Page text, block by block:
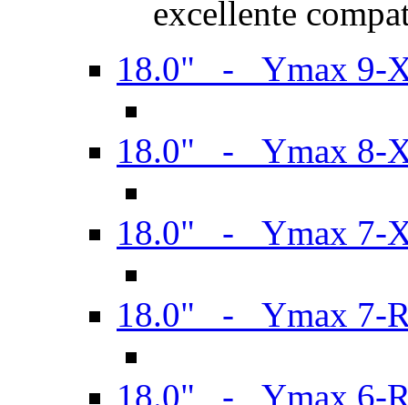
excellente
18.0" - Ymax 9-
18.0" - Ymax 8-
18.0" - Ymax 7-
18.0" - Ymax 7-
18.0" - Ymax 6-